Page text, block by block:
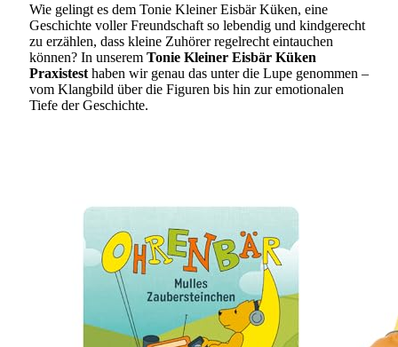
Wie gelingt es dem Tonie Kleiner Eisbär Küken, eine
Geschichte voller Freundschaft so lebendig und kindgerecht
zu erzählen, dass kleine Zuhörer regelrecht eintauchen
können? In unserem Tonie Kleiner Eisbär Küken
Praxistest haben wir genau das unter die Lupe genommen –
vom Klangbild über die Figuren bis hin zur emotionalen
Tiefe der Geschichte.